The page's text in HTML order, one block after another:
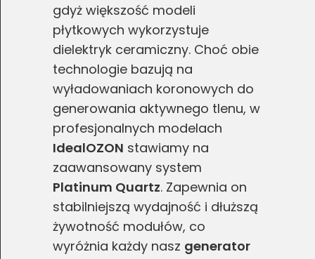
gdyż większość modeli
płytkowych wykorzystuje
dielektryk ceramiczny. Choć obie
technologie bazują na
wyładowaniach koronowych do
generowania aktywnego tlenu, w
profesjonalnych modelach
IdealOZON stawiamy na
zaawansowany system
Platinum Quartz. Zapewnia on
stabilniejszą wydajność i dłuższą
żywotność modułów, co
wyróżnia każdy nasz generator